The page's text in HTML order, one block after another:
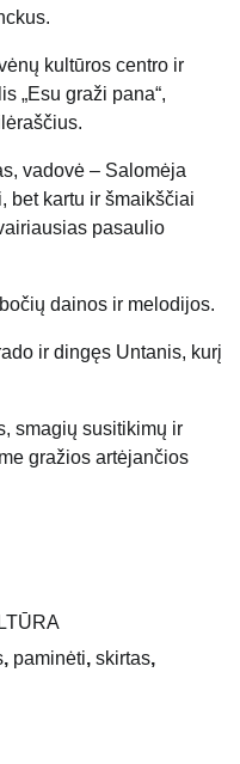
kultūros centro ir
„Esu graži pana“,
vadovė – Salomėja
bet kartu ir šmaikščiai
pasaulio
dainos ir melodijos.
ir dingęs Untanis, kurį
smagių susitikimų ir
gražios artėjančios
, paminėti, skirtas,